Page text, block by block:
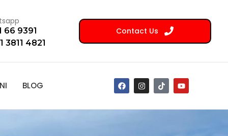
66 9391
3811 4821
Contact Us
BLOG